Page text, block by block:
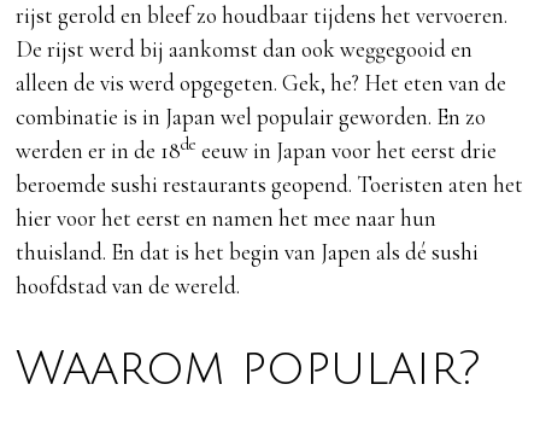
rijst gerold en bleef zo houdbaar tijdens het vervoeren.
De rijst werd bij aankomst dan ook weggegooid en
alleen de vis werd opgegeten. Gek, he? Het eten van de
combinatie is in Japan wel populair geworden. En zo
werden er in de 18de eeuw in Japan voor het eerst drie
beroemde sushi restaurants geopend. Toeristen aten het
hier voor het eerst en namen het mee naar hun
thuisland. En dat is het begin van Japen als dé sushi
hoofdstad van de wereld.
Waarom populair?